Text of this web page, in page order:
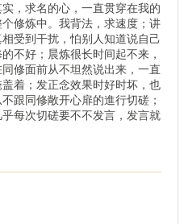
实，求名的心，一直贯穿在我的
个修炼中。我背法，求速度；讲
相受到干扰，怕别人知道说自己
不好；晨炼很长时间起不来，
同修面前从不坦然说出来，一直
盖着；发正念效果时好时坏，也
不跟同修敞开心扉的進行切磋；
乎每次切磋要不不发言，发言就